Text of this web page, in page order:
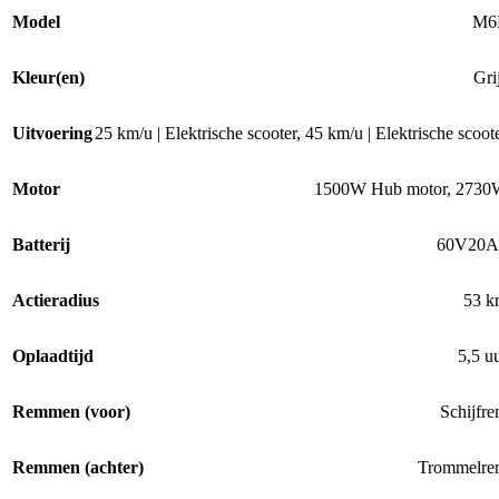
Model
Kleur(en)
Uitvoering25 km/u | Elektrische scooter, 45 km/u | Elektrische
Motor 1500W Hub motor,
Batterij
Actieradius 53
Oplaadtijd 5,5
Remmen (voor)
Remmen (achter)